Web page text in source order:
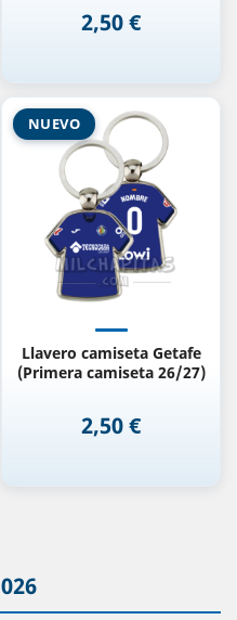
Precio
2,50 €
Llavero camiseta Getafe
(Primera camiseta 26/27)
Precio
2,50 €
NUEVO